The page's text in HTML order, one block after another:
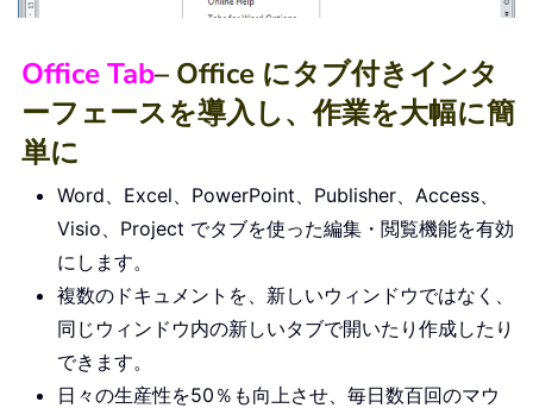
Office Tab– Office にタブ付きインタ
ーフェースを導入し、作業を大幅に簡
単に
Word、Excel、PowerPoint、Publisher、Access、
Visio、Project でタブを使った編集・閲覧機能を有効
にします。
複数のドキュメントを、新しいウィンドウではなく、
同じウィンドウ内の新しいタブで開いたり作成したり
できます。
日々の生産性を50％も向上させ、毎日数百回のマウ